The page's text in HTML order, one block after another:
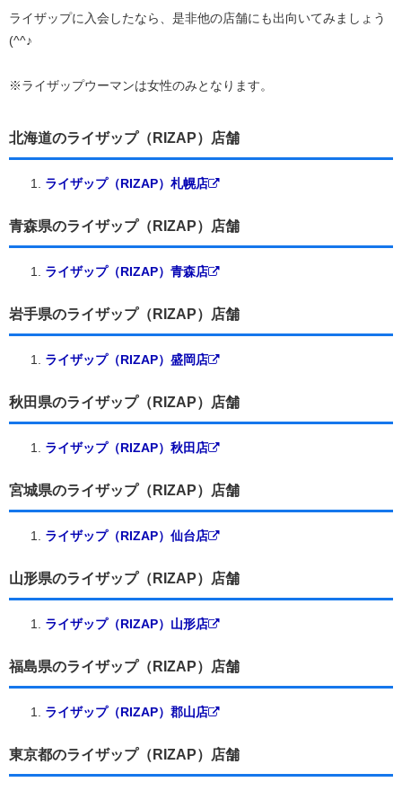
ライザップに入会したなら、是非他の店舗にも出向いてみましょう
(^^♪
※ライザップウーマンは女性のみとなります。
北海道のライザップ（RIZAP）店舗
ライザップ（RIZAP）札幌店
青森県のライザップ（RIZAP）店舗
ライザップ（RIZAP）青森店
岩手県のライザップ（RIZAP）店舗
ライザップ（RIZAP）盛岡店
秋田県のライザップ（RIZAP）店舗
ライザップ（RIZAP）秋田店
宮城県のライザップ（RIZAP）店舗
ライザップ（RIZAP）仙台店
山形県のライザップ（RIZAP）店舗
ライザップ（RIZAP）山形店
福島県のライザップ（RIZAP）店舗
ライザップ（RIZAP）郡山店
東京都のライザップ（RIZAP）店舗